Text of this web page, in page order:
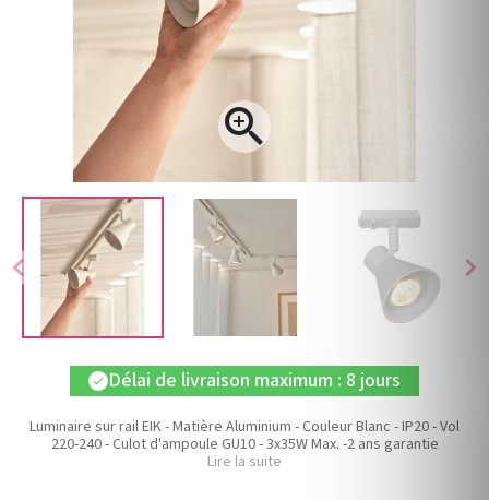
chevron_left chevron_right

check Délai de livraison maximum : 8 jours
Luminaire sur rail EIK - Matière Aluminium - Couleur Blanc - IP20 - Vol
220-240 - Culot d'ampoule GU10 - 3x35W Max. -2 ans garantie
Lire la suite